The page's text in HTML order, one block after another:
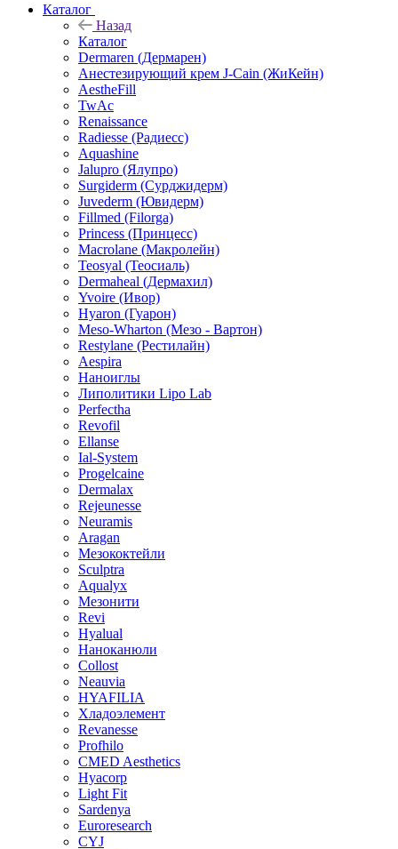
Каталог
Назад
Каталог
Dermaren (Дермарен)
Анестезирующий крем J-Cain (ЖиКейн)
AestheFill
TwAc
Renaissance
Radiesse (Радиесс)
Aquashine
Jalupro (Ялупро)
Surgiderm (Сурджидерм)
Juvederm (Ювидерм)
Fillmed (Filorga)
Princess (Принцесс)
Macrolane (Макролейн)
Teosyal (Теосиаль)
Dermaheal (Дермахил)
Yvoire (Ивор)
Hyaron (Гуарон)
Meso-Wharton (Мезо - Вартон)
Restylane (Рестилайн)
Aespira
Наноиглы
Липолитики Lipo Lab
Perfectha
Revofil
Ellanse
Ial-System
Progelcaine
Dermalax
Rejeunesse
Neuramis
Aragan
Мезококтейли
Sculptra
Aqualyx
Мезонити
Revi
Hyalual
Наноканюли
Collost
Neauvia
HYAFILIA
Хладоэлемент
Revanesse
Profhilo
CMED Aesthetics
Hyacorp
Light Fit
Sardenya
Euroresearch
CYJ